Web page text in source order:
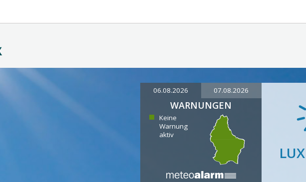
06.08.2026 07.08.2026
WARNUNGEN
Keine
Warnung
aktiv